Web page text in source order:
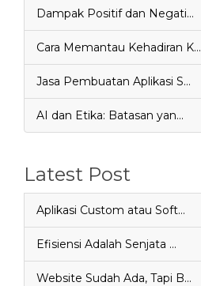
Dampak Positif dan Negati…
Cara Memantau Kehadiran K…
Jasa Pembuatan Aplikasi S…
AI dan Etika: Batasan yan…
Latest Post
Aplikasi Custom atau Soft…
Efisiensi Adalah Senjata …
Website Sudah Ada, Tapi B…